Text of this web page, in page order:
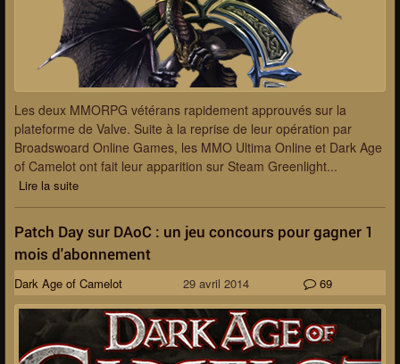
Les deux MMORPG vétérans rapidement approuvés sur la
plateforme de Valve. Suite à la reprise de leur opération par
Broadswoard Online Games, les MMO Ultima Online et Dark Age
of Camelot ont fait leur apparition sur Steam Greenlight...
Lire la suite
Patch Day sur DAoC : un jeu concours pour gagner 1
mois d'abonnement
Dark Age of Camelot 29 avril 2014 69